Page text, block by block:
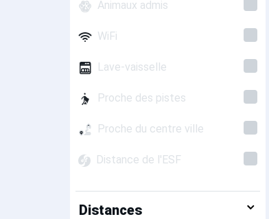
Animaux admis
WiFi
Lave-vaisselle
Proche des pistes
Proche du centre ville
Distance de l'ESF
Distances